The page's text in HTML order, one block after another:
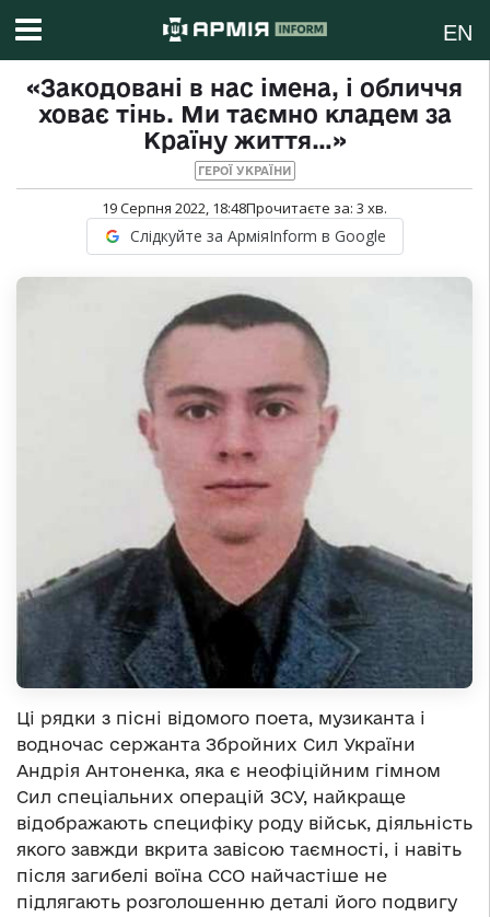
EN
«Закодовані в нас імена, і обличчя
ховає тінь. Ми таємно кладем за
Країну життя…»
ГЕРОЇ УКРАЇНИ
19 Серпня 2022, 18:48Прочитаєте за: 3 хв.
Слідкуйте за АрміяInform в Google
Ці рядки з пісні відомого поета, музиканта і
водночас сержанта Збройних Сил України
Андрія Антоненка, яка є неофіційним гімном
Сил спеціальних операцій ЗСУ, найкраще
відображають специфіку роду військ, діяльність
якого завжди вкрита завісою таємності, і навіть
після загибелі воїна ССО найчастіше не
підлягають розголошенню деталі його подвигу